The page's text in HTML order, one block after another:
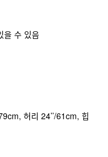
을 수 있음
허리 24’’/61cm, 힙